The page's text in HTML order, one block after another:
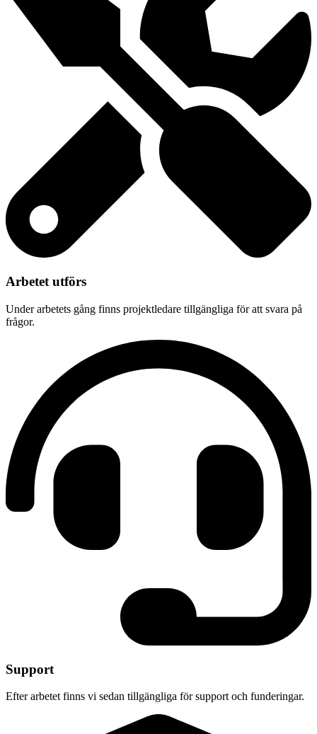
Arbetet utförs
Under arbetets gång finns projektledare tillgängliga för att svara på
frågor.
Support
Efter arbetet finns vi sedan tillgängliga för support och funderingar.